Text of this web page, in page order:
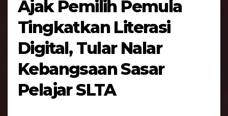
Ajak Pemilih Pemula
Tingkatkan Literasi
Digital, Tular Nalar
Kebangsaan Sasar
Pelajar SLTA